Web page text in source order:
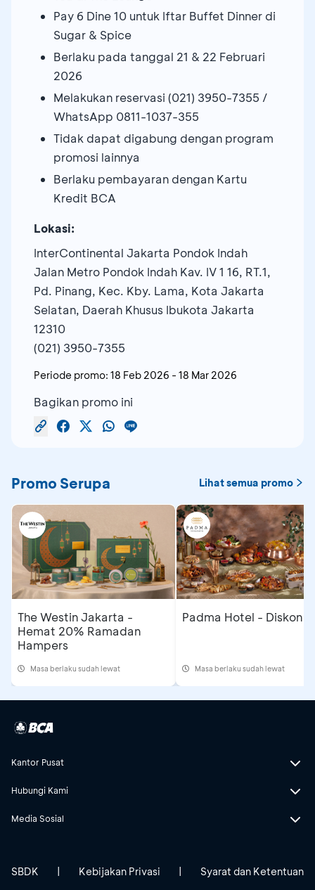
Pay 6 Dine 10 untuk Iftar Buffet Dinner di
Sugar & Spice
Berlaku pada tanggal 21 & 22 Februari
2026
Melakukan reservasi (021) 3950-7355 /
WhatsApp 0811-1037-355
Tidak dapat digabung dengan program
promosi lainnya
Berlaku pembayaran dengan Kartu
Kredit BCA
Lokasi:
InterContinental Jakarta Pondok Indah
Jalan Metro Pondok Indah Kav. IV 1 16, RT.1,
Pd. Pinang, Kec. Kby. Lama, Kota Jakarta
Selatan, Daerah Khusus Ibukota Jakarta
12310
(021) 3950-7355
Periode promo: 18 Feb 2026 - 18 Mar 2026
Bagikan promo ini
Promo Serupa Lihat semua promo
The Westin Jakarta -
Hemat 20% Ramadan
Hampers
Masa berlaku sudah lewat
Padma Hotel - Diskon
Masa berlaku sudah lewat
Kantor Pusat
Hubungi Kami
Media Sosial
SBDK | Kebijakan Privasi | Syarat dan Ketentuan